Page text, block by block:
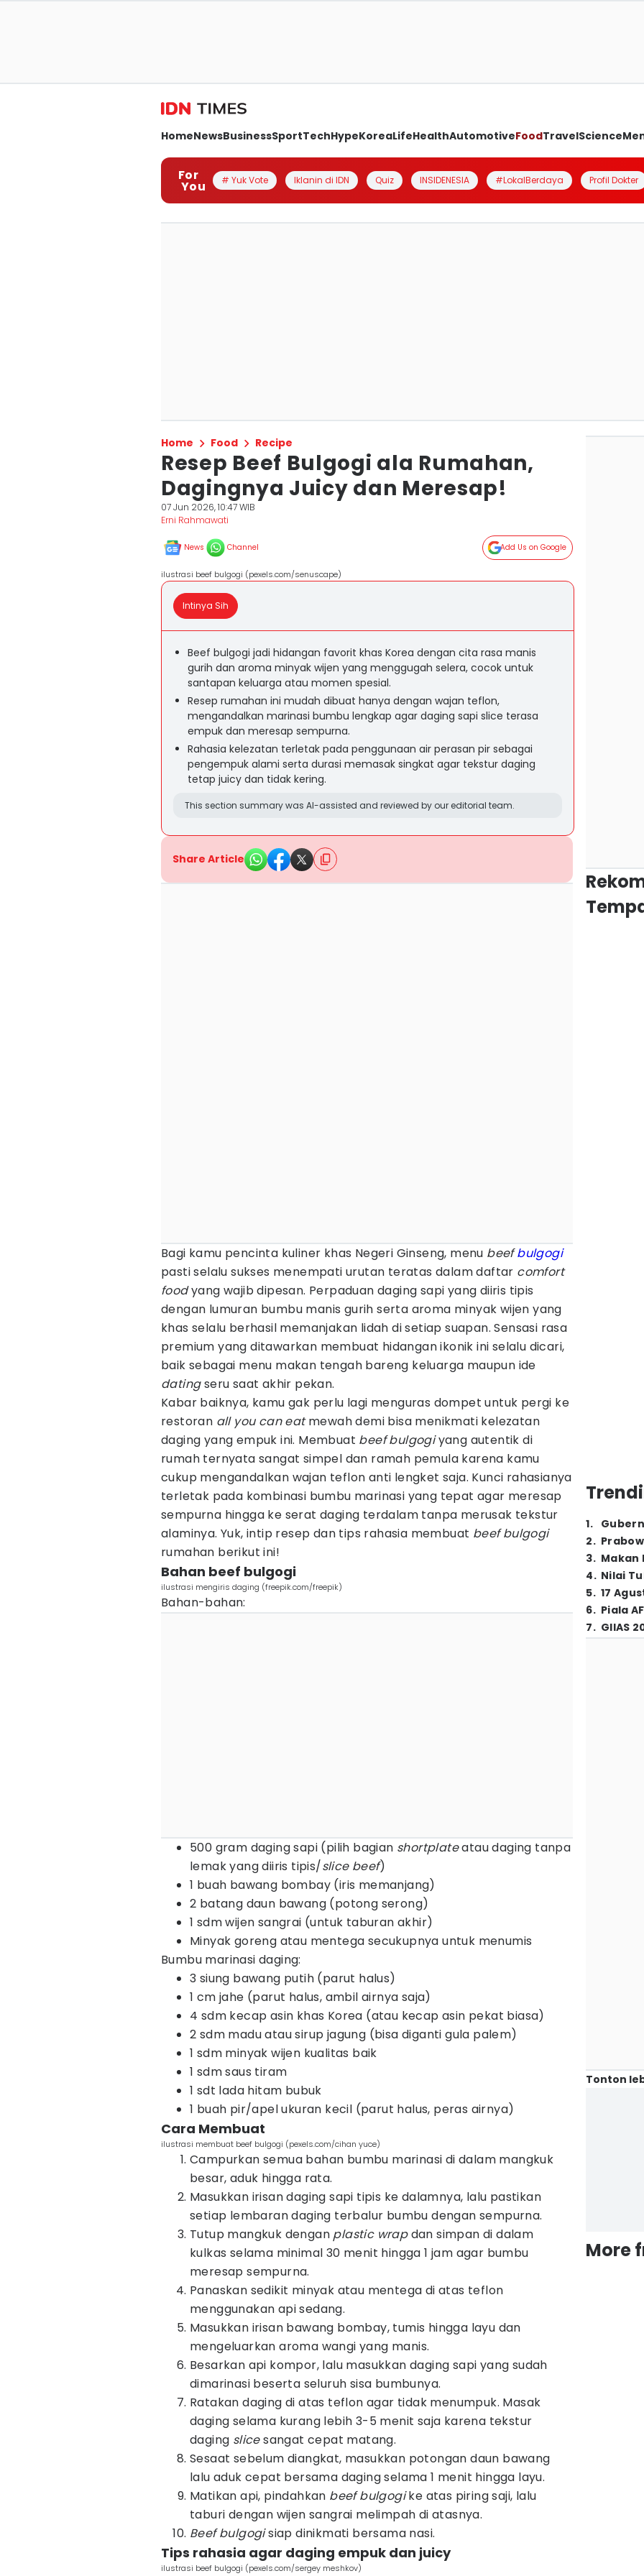
HomeNewsBusinessSportTechHypeKoreaLifeHealthAutomotiveFoodTravelScience
For
You # Yuk Vote Iklanin di IDN Quiz INSIDENESIA #LokalBerdaya Profil Dokter
Home Food Recipe
Resep Beef Bulgogi ala Rumahan,
Dagingnya Juicy dan Meresap!
07 Jun 2026, 10:47 WIB
Erni Rahmawati
News Channel Add Us on Google
ilustrasi beef bulgogi (pexels.com/senuscape)
Intinya Sih
Beef bulgogi jadi hidangan favorit khas Korea dengan cita rasa manis
gurih dan aroma minyak wijen yang menggugah selera, cocok untuk
santapan keluarga atau momen spesial.
Resep rumahan ini mudah dibuat hanya dengan wajan teflon,
mengandalkan marinasi bumbu lengkap agar daging sapi slice terasa
empuk dan meresap sempurna.
Rahasia kelezatan terletak pada penggunaan air perasan pir sebagai
pengempuk alami serta durasi memasak singkat agar tekstur daging
tetap juicy dan tidak kering.
This section summary was AI-assisted and reviewed by our editorial team.
Share Article
Bagi kamu pencinta kuliner khas Negeri Ginseng, menu beefbulgogi
pasti selalu sukses menempati urutan teratas dalam daftar comfort
foodyang wajib dipesan. Perpaduan daging sapi yang diiris tipis
dengan lumuran bumbu manis gurih serta aroma minyak wijen yang
khas selalu berhasil memanjakan lidah di setiap suapan. Sensasi rasa
premium yang ditawarkan membuat hidangan ikonik ini selalu dicari,
baik sebagai menu makan tengah bareng keluarga maupun ide
datingseru saat akhir pekan.
Kabar baiknya, kamu gak perlu lagi menguras dompet untuk pergi ke
restoran all you can eatmewah demi bisa menikmati kelezatan
daging yang empuk ini. Membuat beef bulgogiyang autentik di
rumah ternyata sangat simpel dan ramah pemula karena kamu
cukup mengandalkan wajan teflon anti lengket saja. Kunci rahasianya
terletak pada kombinasi bumbu marinasi yang tepat agar meresap
sempurna hingga ke serat daging terdalam tanpa merusak tekstur
alaminya. Yuk, intip resep dan tips rahasia membuat beef bulgogi
rumahan berikut ini!
Bahan beef bulgogi
ilustrasi mengiris daging (freepik.com/freepik)
Bahan-bahan:
500 gram daging sapi (pilih bagian shortplateatau daging tanpa
lemak yang diiris tipis/slice beef)
1 buah bawang bombay (iris memanjang)
2 batang daun bawang (potong serong)
1 sdm wijen sangrai (untuk taburan akhir)
Minyak goreng atau mentega secukupnya untuk menumis
Bumbu marinasi daging:
3 siung bawang putih (parut halus)
1 cm jahe (parut halus, ambil airnya saja)
4 sdm kecap asin khas Korea (atau kecap asin pekat biasa)
2 sdm madu atau sirup jagung (bisa diganti gula palem)
1 sdm minyak wijen kualitas baik
1 sdm saus tiram
1 sdt lada hitam bubuk
1 buah pir/apel ukuran kecil (parut halus, peras airnya)
Cara Membuat
ilustrasi membuat beef bulgogi (pexels.com/cihan yuce)
Campurkan semua bahan bumbu marinasi di dalam mangkuk
besar, aduk hingga rata.
Masukkan irisan daging sapi tipis ke dalamnya, lalu pastikan
setiap lembaran daging terbalur bumbu dengan sempurna.
Tutup mangkuk dengan plastic wrapdan simpan di dalam
kulkas selama minimal 30 menit hingga 1 jam agar bumbu
meresap sempurna.
Panaskan sedikit minyak atau mentega di atas teflon
menggunakan api sedang.
Masukkan irisan bawang bombay, tumis hingga layu dan
mengeluarkan aroma wangi yang manis.
Besarkan api kompor, lalu masukkan daging sapi yang sudah
dimarinasi beserta seluruh sisa bumbunya.
Ratakan daging di atas teflon agar tidak menumpuk. Masak
daging selama kurang lebih 3-5 menit saja karena tekstur
daging slicesangat cepat matang.
Sesaat sebelum diangkat, masukkan potongan daun bawang
lalu aduk cepat bersama daging selama 1 menit hingga layu.
Matikan api, pindahkan beef bulgogike atas piring saji, lalu
taburi dengan wijen sangrai melimpah di atasnya.
Beef bulgogisiap dinikmati bersama nasi.
Tips rahasia agar daging empuk dan juicy
ilustrasi beef bulgogi (pexels.com/sergey meshkov)
1.
2.
3. Makan
4. Nilai
5. 17
6. Piala
7. GIIAS
Tonton
More